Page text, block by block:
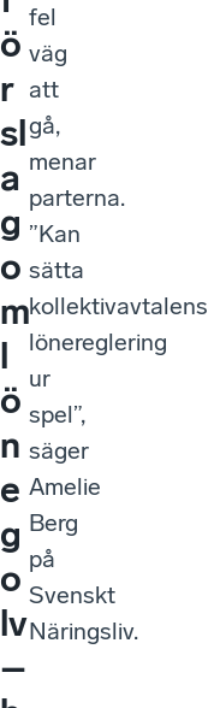
ö
r
sl
a
g
o
m
l
ö
n
e
g
o
lv
–
fel
väg
att
gå,
menar
parterna.
”Kan
sätta
kollektivavtalens
lönereglering
ur
spel”,
säger
Amelie
Berg
på
Svenskt
Näringsliv.